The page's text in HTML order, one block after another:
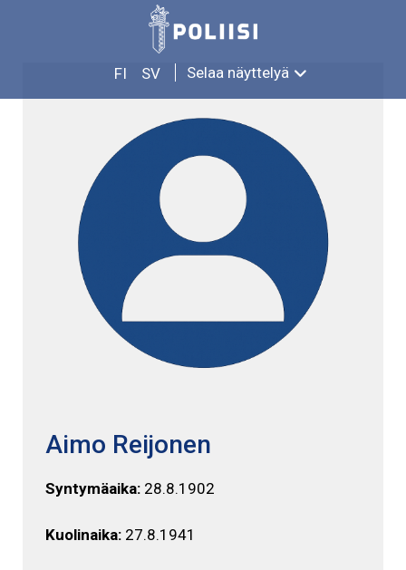
FI SV Selaa näyttelyä
AIMO REIJONEN
Aimo Reijonen
Syntymäaika: 28.8.1902
Kuolinaika: 27.8.1941